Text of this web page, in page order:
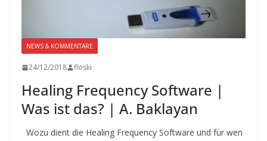
NEWS & KOMMENTARE
24/12/2018 floski
Healing Frequency Software |
Was ist das? | A. Baklayan
Wozu dient die Healing Frequency Software und für wen